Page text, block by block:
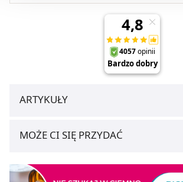
będzie oznaczało, że nie wyrażasz
pozyskiwanie od Ciebie danych, które
dla funkcjonowania Strony. Będzie się to
z brakiem dostępu do wszystkich
ARTYKUŁY
MOŻE CI SIĘ PRZYDAĆ